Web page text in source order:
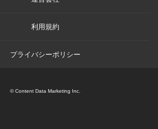
利用規約
プライバシーポリシー
© Content Data Marketing Inc.